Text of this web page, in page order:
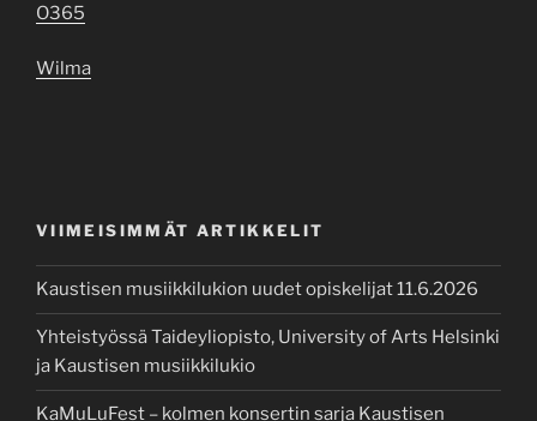
O365
Wilma
VIIMEISIMMÄT ARTIKKELIT
Kaustisen musiikkilukion uudet opiskelijat 11.6.2026
Yhteistyössä Taideyliopisto, University of Arts Helsinki
ja Kaustisen musiikkilukio
KaMuLuFest – kolmen konsertin sarja Kaustisen